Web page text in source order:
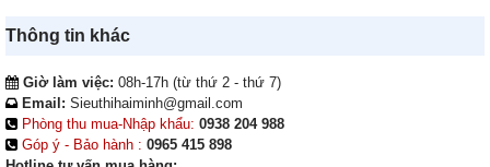
Thông tin khác
Giờ làm việc: 08h-17h (từ thứ 2 - thứ 7)
Email: Sieuthihaiminh@gmail.com
Phòng thu mua-Nhập khẩu: 0938 204 988
Góp ý - Bảo hành : 0965 415 898